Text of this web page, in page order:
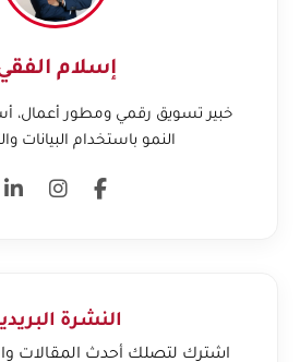
إسلام
خبير تسويق رقمي ومطور أعمال،
النمو باستخدام البيانات
النشرة
اشترك لتصلك أحدث المقالات